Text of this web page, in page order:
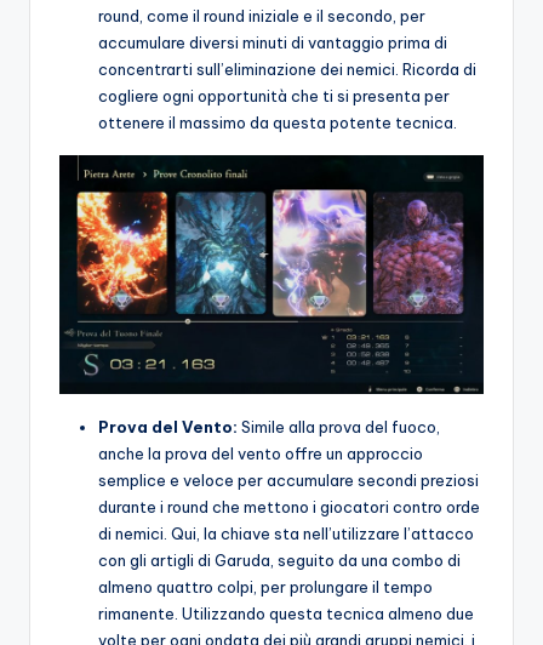
round, come il round iniziale e il secondo, per
accumulare diversi minuti di vantaggio prima di
concentrarti sull’eliminazione dei nemici. Ricorda di
cogliere ogni opportunità che ti si presenta per
ottenere il massimo da questa potente tecnica.
Prova del Vento: Simile alla prova del fuoco,
anche la prova del vento offre un approccio
semplice e veloce per accumulare secondi preziosi
durante i round che mettono i giocatori contro orde
di nemici. Qui, la chiave sta nell’utilizzare l’attacco
con gli artigli di Garuda, seguito da una combo di
almeno quattro colpi, per prolungare il tempo
rimanente. Utilizzando questa tecnica almeno due
volte per ogni ondata dei più grandi gruppi nemici, i